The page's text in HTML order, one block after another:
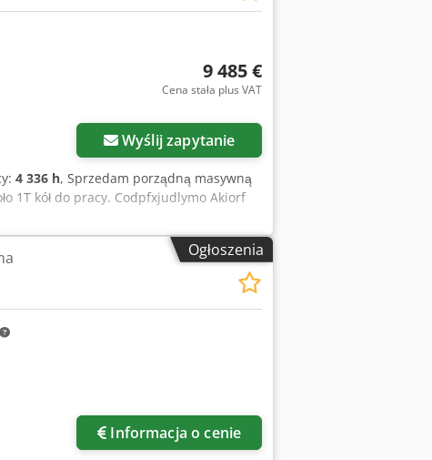
9 485 €
Cena stała plus VAT
Wyślij zapytanie
4 336 h, Sprzedam porządną masywną
1T kół do pracy. Codpfxjudlymo Akiorf
Ogłoszenia
Informacja o cenie